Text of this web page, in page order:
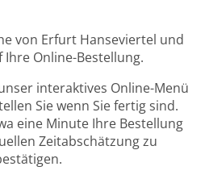
von Erfurt Hanseviertel und
Online-Bestellung.
interaktives Online-Menü
Sie wenn Sie fertig sind.
eine Minute Ihre Bestellung
Zeitabschätzung zu